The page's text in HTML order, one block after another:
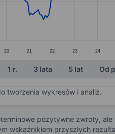
20 21 22 23 24
1 r. 3 lata 5 lat Od
tworzenia wykresów i analiz.
pozytywne zwroty,
wskaźnikiem przyszłych